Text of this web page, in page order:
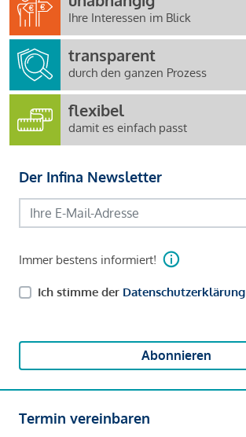
Ihre Interessen im Blick
transparent
durch den ganzen Prozess
flexibel
damit es einfach passt
Der Infina Newsletter
Immer bestens informiert!
Ich stimme der Datenschutzerklärung
Abonnieren
Termin vereinbaren